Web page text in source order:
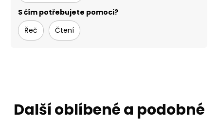
S čím potřebujete pomoci?
Řeč
Čtení
Další oblíbené a podobné